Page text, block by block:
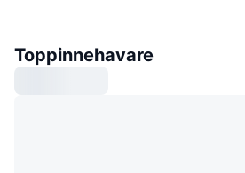
Toppinnehavare